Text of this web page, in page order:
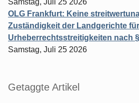
OLG Frankfurt: Keine
Zuständigkeit der Landgerichte für
Urheberrechtsstreitigkeiten nach §
Samstag, Juli 25 2026
Getaggte Artikel